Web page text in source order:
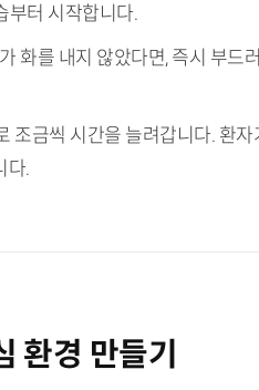
부터 시작합니다.
화를 내지 않았다면, 즉시 부
조금씩 시간을 늘려갑니다. 환
다.
환경 만들기